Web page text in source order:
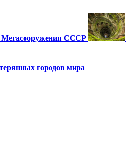
Мегасооружения СССР
городов мира